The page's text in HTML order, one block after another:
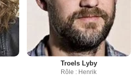
Troels Lyby
Rôle : Henrik